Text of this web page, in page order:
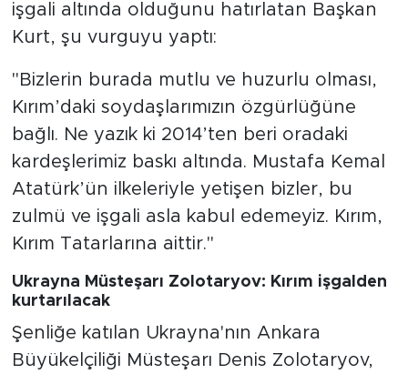
işgali altında olduğunu hatırlatan Başkan
Kurt, şu vurguyu yaptı:
"Bizlerin burada mutlu ve huzurlu olması,
Kırım’daki soydaşlarımızın özgürlüğüne
bağlı. Ne yazık ki 2014’ten beri oradaki
kardeşlerimiz baskı altında. Mustafa Kemal
Atatürk’ün ilkeleriyle yetişen bizler, bu
zulmü ve işgali asla kabul edemeyiz. Kırım,
Kırım Tatarlarına aittir."
Ukrayna Müsteşarı Zolotaryov: Kırım işgalden
kurtarılacak
Şenliğe katılan Ukrayna'nın Ankara
Büyükelçiliği Müsteşarı Denis Zolotaryov,